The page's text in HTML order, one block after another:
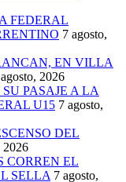
FEDERAL
7 agosto,
EN VILLA
2026
PASAJE A LA
U15 7 agosto,
DEL
2026
CORREN EL
SELLA 7 agosto,